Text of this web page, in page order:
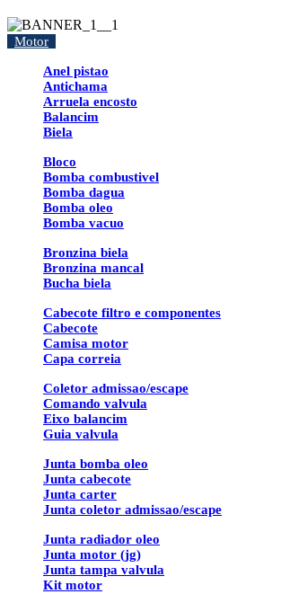
Motor
Anel pistao
Antichama
Arruela encosto
Balancim
Biela
Bloco
Bomba combustivel
Bomba dagua
Bomba oleo
Bomba vacuo
Bronzina biela
Bronzina mancal
Bucha biela
Cabecote filtro e componentes
Cabecote
Camisa motor
Capa correia
Coletor admissao/escape
Comando valvula
Eixo balancim
Guia valvula
Junta bomba oleo
Junta cabecote
Junta carter
Junta coletor admissao/escape
Junta radiador oleo
Junta motor (jg)
Junta tampa valvula
Kit motor